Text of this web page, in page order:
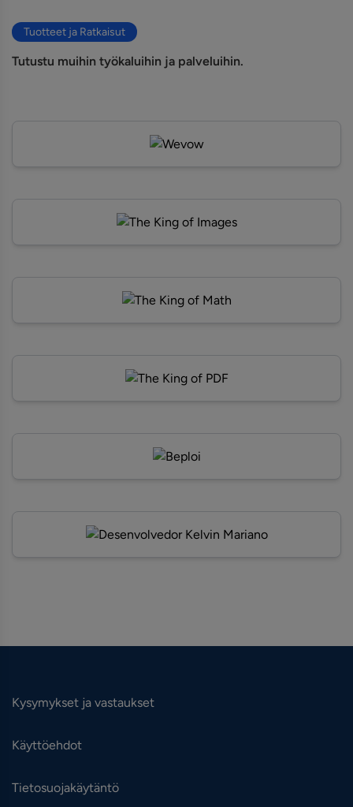
Tuotteet ja Ratkaisut
Tutustu muihin työkaluihin ja palveluihin.
Kysymykset ja vastaukset
Käyttöehdot
Tietosuojakäytäntö